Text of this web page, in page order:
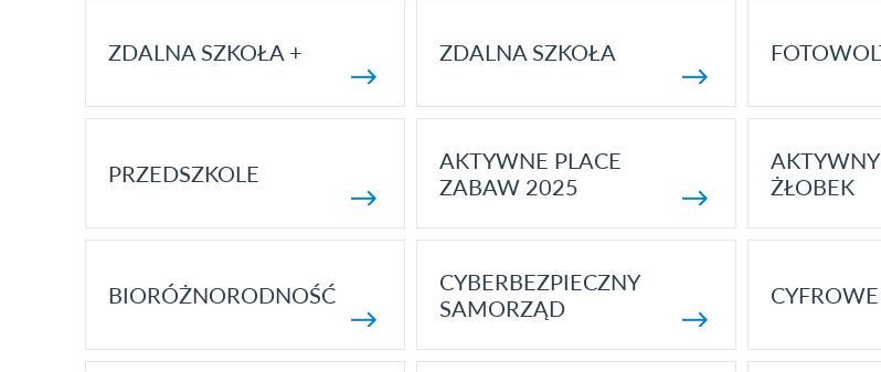
ZDALNA SZKOŁA + ZDALNA SZKOŁA
PRZEDSZKOLE
AKTYWNE PLACE
ZABAW 2025
ŻŁOBEK
BIORÓŻNORODNOŚĆ
CYBERBEZPIECZNY
SAMORZĄD